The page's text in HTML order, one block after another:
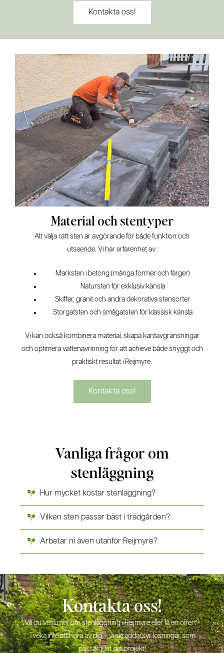
Kontakta oss!
Material och stentyper
Att välja rätt sten är avgörande för både funktion och
utseende. Vi har erfarenhet av:
Marksten i betong (många former och färger)
Natursten för exklusiv känsla
Skiffer, granit och andra dekorativa stensorter
Storgatsten och smågatsten för klassisk känsla
Vi kan också kombinera material, skapa kantavgränsningar
och optimera vattenavrinning för att achieve både snyggt och
praktiskt resultat i Reijmyre.
Kontakta oss!
Vanliga frågor om
stenläggning
Hur mycket kostar stenläggning?
Vilken sten passar bäst i trädgården?
Arbetar ni även utanför Reijmyre?
Kontakta oss!
Vill du veta mer om stenläggning i Reijmyre eller få en offert?
Tveka inte att höra av dig – vi skräddarsyr lösningar som
passar just ditt projekt!